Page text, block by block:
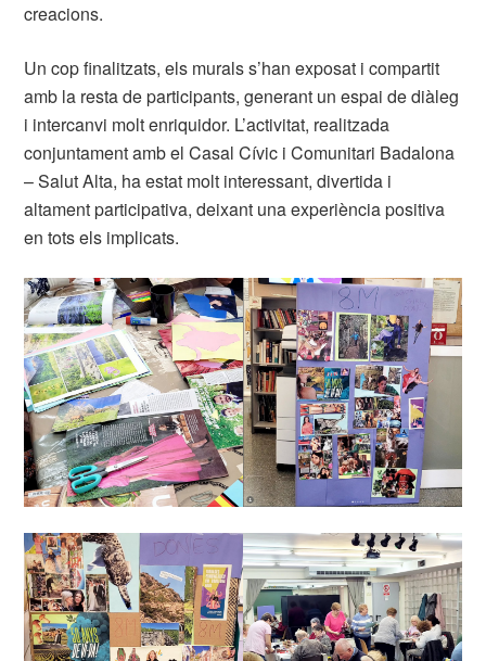
creacions.
Un cop finalitzats, els murals s’han exposat i compartit
amb la resta de participants, generant un espai de diàleg
i intercanvi molt enriquidor. L’activitat, realitzada
conjuntament amb el Casal Cívic i Comunitari Badalona
– Salut Alta, ha estat molt interessant, divertida i
altament participativa, deixant una experiència positiva
en tots els implicats.